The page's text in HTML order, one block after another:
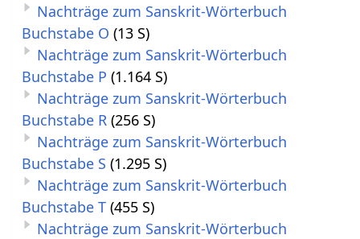
Nachträge zum Sanskrit-Wörterbuch
Buchstabe O (13 S)
Nachträge zum Sanskrit-Wörterbuch
Buchstabe P (1.164 S)
Nachträge zum Sanskrit-Wörterbuch
Buchstabe R (256 S)
Nachträge zum Sanskrit-Wörterbuch
Buchstabe S (1.295 S)
Nachträge zum Sanskrit-Wörterbuch
Buchstabe T (455 S)
Nachträge zum Sanskrit-Wörterbuch